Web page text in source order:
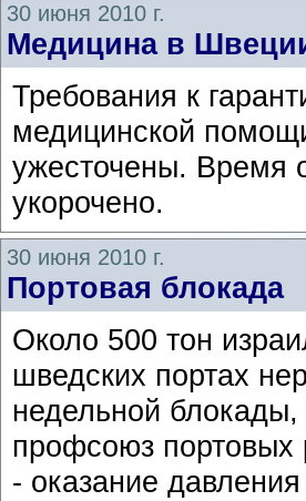
30 июня 2010 г.
Медицина в
Требования к
медицинской
ужесточены. Время
укорочено.
30 июня 2010 г.
Портовая блокада
Около 500 тон
шведских портах
недельной
профсоюз портовых
- оказание